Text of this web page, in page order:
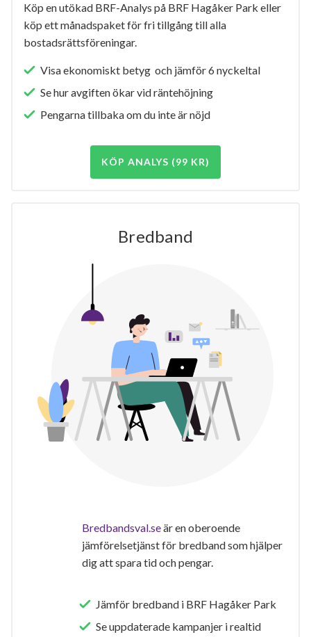
Köp en utökad BRF-Analys på BRF Hagåker Park eller
köp ett månadspaket för fri tillgång till alla
bostadsrättsföreningar.
Visa ekonomiskt betyg och jämför 6 nyckeltal
Se hur avgiften ökar vid räntehöjning
Pengarna tillbaka om du inte är nöjd
KÖP ANALYS (99 KR)
Bredband
Bredbandsval.seär en oberoende
jämförelsetjänst för bredband som hjälper
dig att spara tid och pengar.
Jämför bredband i BRF Hagåker Park
Se uppdaterade kampanjer i realtid